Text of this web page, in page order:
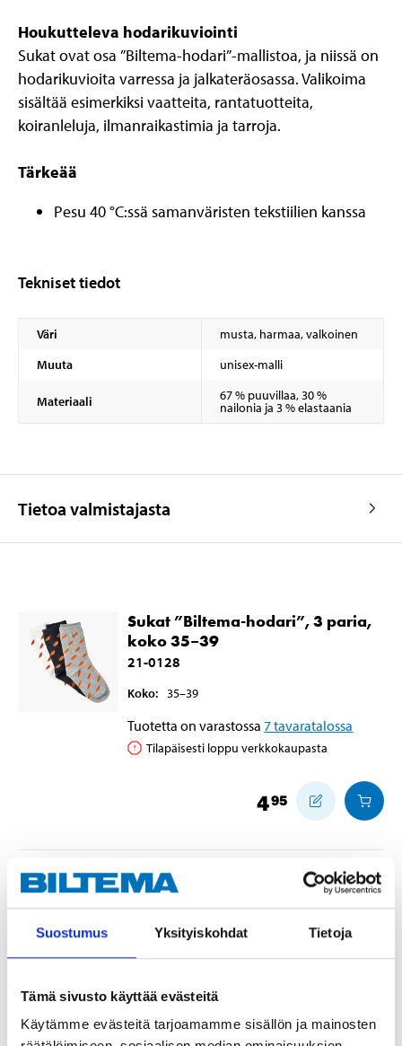
Suostumus Yksityiskohdat Tietoja
Tämä sivusto käyttää evästeitä
Käytämme evästeitä tarjoamamme sisällön ja mainosten
Houkutteleva hodarikuviointi
Sukat ovat osa ”Biltema-hodari”-mallistoa, ja niissä on
hodarikuvioita varressa ja jalkateräosassa. Valikoima
sisältää esimerkiksi vaatteita, rantatuotteita,
koiranleluja, ilmanraikastimia ja tarroja.
Tärkeää
Pesu 40 °C:ssä samanväristen tekstiilien kanssa
Tekniset tiedot
Väri
musta, harmaa, valkoinen
Muuta
unisex-malli
Materiaali 67 % puuvillaa, 30 %
nailonia ja 3 % elastaania
Tietoa valmistajasta
Sukat ”Biltema-hodari”, 3 paria,
koko 35–39
21-0128
Koko: 35–39
Tuotetta on varastossa 7tavaratalossa
Tilapäisesti loppu verkkokaupasta
495
Sukat ”Biltema-hodari”, 3 paria,
koko 40–42
Tuotetta on varastossa
Tilapäisesti loppu verkkokaupasta